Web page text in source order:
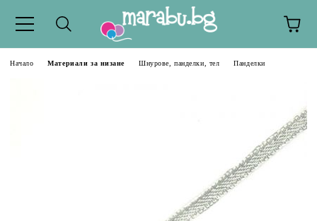
Начало Материали за низане Шнурове, панделки, тел Панделки